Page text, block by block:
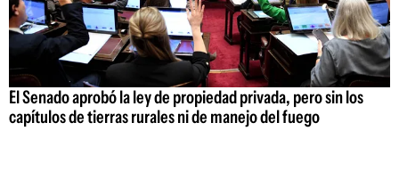
El Senado aprobó la ley de propiedad privada, pero sin los
capítulos de tierras rurales ni de manejo del fuego